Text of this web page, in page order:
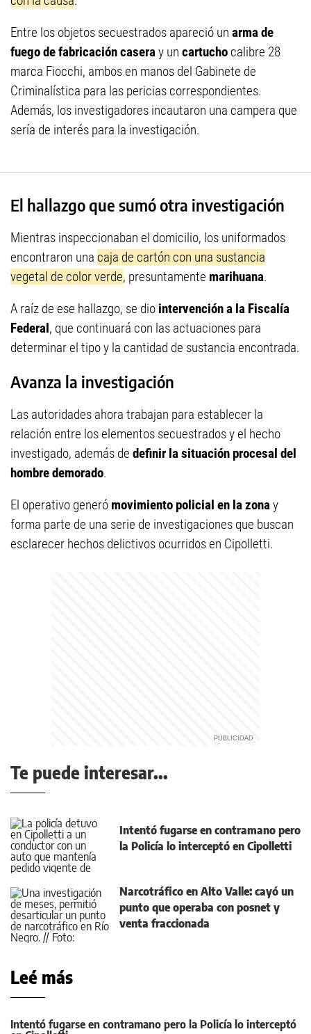
Entre los objetos secuestrados apareció un arma de
fuego de fabricación caseray un cartucho calibre 28
marca Fiocchi, ambos en manos del Gabinete de
Criminalística para las pericias correspondientes.
Además, los investigadores incautaron una campera que
sería de interés para la investigación.
El hallazgo que sumó otra investigación
Mientras inspeccionaban el domicilio, los uniformados
encontraron una caja de cartón con una sustancia
vegetal de color verde, presuntamente marihuana.
A raíz de ese hallazgo, se dio intervención a la Fiscalía
Federal, que continuará con las actuaciones para
determinar el tipo y la cantidad de sustancia encontrada.
Avanza la investigación
Las autoridades ahora trabajan para establecer la
relación entre los elementos secuestrados y el hecho
investigado, además de definir la situación procesal del
hombre demorado.
El operativo generó movimiento policial en la zonay
forma parte de una serie de investigaciones que buscan
esclarecer hechos delictivos ocurridos en Cipolletti.
Te puede interesar...
Intentó fugarse en contramano pero
la Policía lo interceptó en Cipolletti
Narcotráfico en Alto Valle: cayó un
punto que operaba con posnet y
venta fraccionada
Leé más
Intentó fugarse en contramano pero la Policía lo interceptó